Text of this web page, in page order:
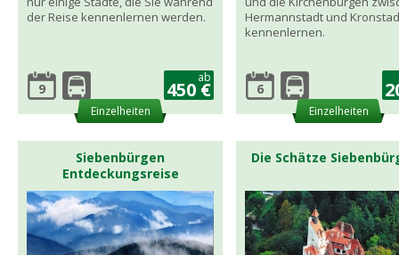
der Reise kennenlernen werden.
9
ab
450 €
Einzelheiten
Hermannstadt und
kennenlernen.
6
Einzelheiten
Siebenbürgen
Entdeckungsreise
Die Schätze